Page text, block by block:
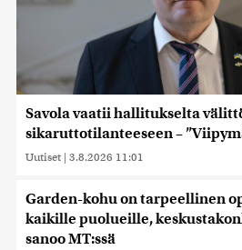
Savola vaatii hallitukselta
sikaruttotilanteeseen –
Uutiset | 3.8.2026 11:01
Garden-kohu on tarpeellinen
kaikille puolueille,
sanoo MT:ssä